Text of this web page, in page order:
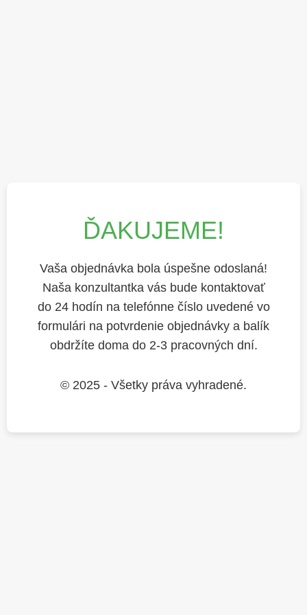
ĎAKUJEME!
Vaša objednávka bola úspešne odoslaná!
Naša konzultantka vás bude kontaktovať
do 24 hodín na telefónne číslo uvedené vo
formulári na potvrdenie objednávky a balík
obdržíte doma do 2-3 pracovných dní.
© 2025 - Všetky práva vyhradené.